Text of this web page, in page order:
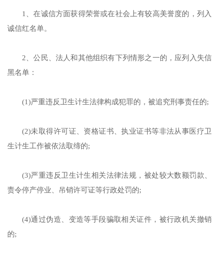
1、在诚信方面获得荣誉或在社会上有较高美誉度的，列入
诚信红名单。
2、公民、法人和其他组织有下列情形之一的，应列入失信
黑名单：
(1)严重违反卫生计生法律构成犯罪的，被追究刑事责任的;
(2)未取得许可证、资格证书、执业证书等非法从事医疗卫
生计生工作被依法取缔的;
(3)严重违反卫生计生相关法律法规，被处较大数额罚款、
责令停产停业、吊销许可证等行政处罚的;
(4)通过伪造、变造等手段骗取相关证件，被行政机关撤销
的;